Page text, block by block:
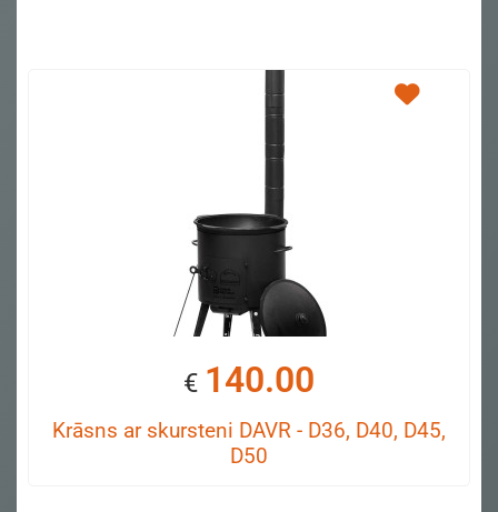
€ 140.00
Krāsns ar skursteni DAVR - D36, D40, D45,
D50